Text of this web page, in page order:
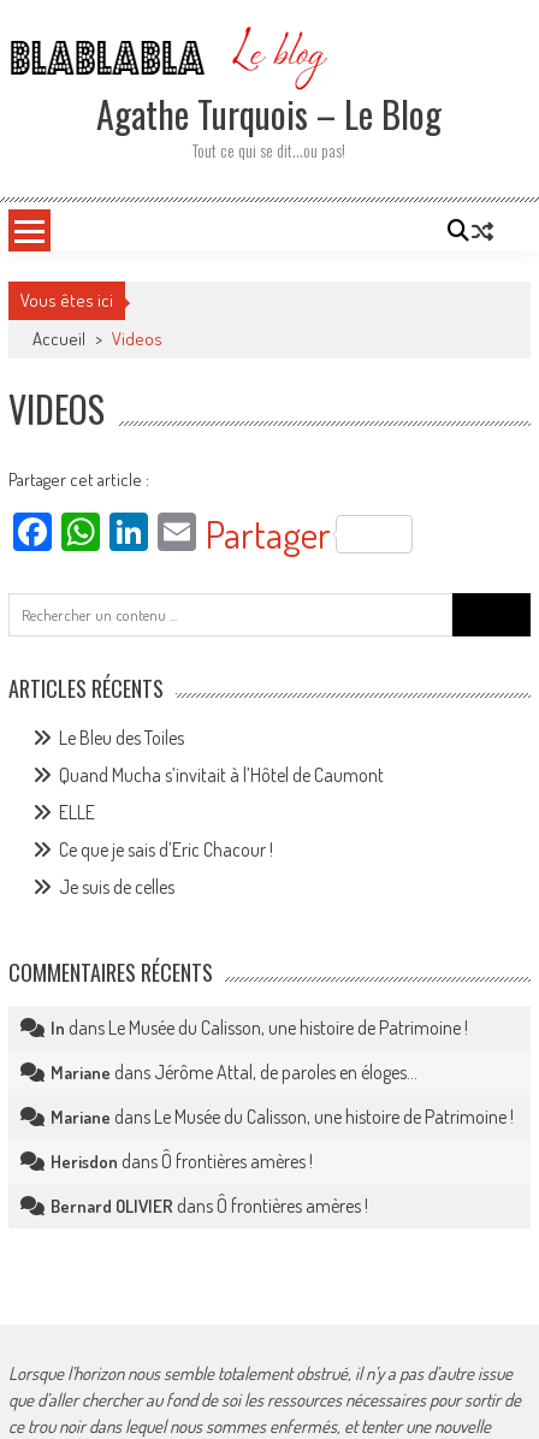
to
content
Agathe Turquois – Le Blog
Tout ce qui se dit…ou pas!
Vous êtes ici
Accueil > Videos
VIDEOS
Partager cet article :
Facebook
WhatsApp
LinkedIn
Email
Partager
for:
ARTICLES RÉCENTS
Le Bleu des Toiles
Quand Mucha s’invitait à l’Hôtel de Caumont
ELLE
Ce que je sais d’Eric Chacour !
Je suis de celles
COMMENTAIRES RÉCENTS
In dans Le Musée du Calisson, une histoire de Patrimoine !
Mariane dans Jérôme Attal, de paroles en éloges…
Mariane dans Le Musée du Calisson, une histoire de Patrimoine !
Herisdon dans Ô frontières amères !
Bernard OLIVIER dans Ô frontières amères !
Lorsque l’horizon nous semble totalement obstrué, il n’y a pas d’autre issue
que d’aller chercher au fond de soi les ressources nécessaires pour sortir de
ce trou noir dans lequel nous sommes enfermés, et tenter une nouvelle